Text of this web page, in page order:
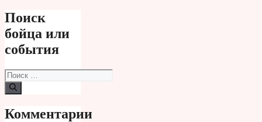
Поиск
бойца или
события
Поиск:
Комментарии